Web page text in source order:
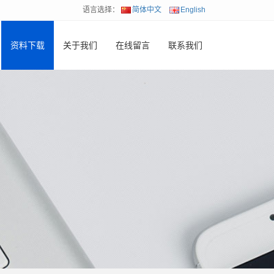
语言选择： 简体中文 English
资料下载 关于我们 在线留言 联系我们